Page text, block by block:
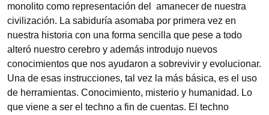
monolito como representación del amanecer de nuestra
civilización. La sabiduría asomaba por primera vez en
nuestra historia con una forma sencilla que pese a todo
alteró nuestro cerebro y además introdujo nuevos
conocimientos que nos ayudaron a sobrevivir y evolucionar.
Una de esas instrucciones, tal vez la más básica, es el uso
de herramientas. Conocimiento, misterio y humanidad. Lo
que viene a ser el techno a fin de cuentas. El techno